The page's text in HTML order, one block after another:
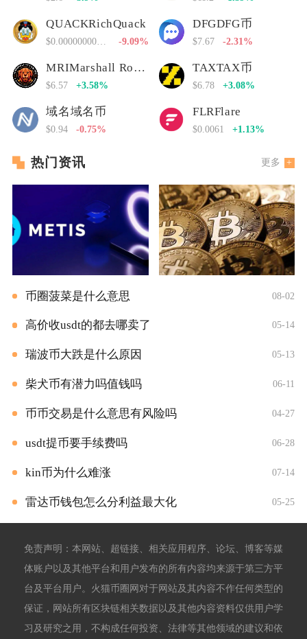
QUACKRichQuack
-9.09%
DFGDFG币
$7.67 -2.31%
MRIMarshall Rogan Inu
$6.57 +3.58%
TAXTAX币
$6.78 +3.08%
域名域名币
$0.94 -0.75%
FLRFlare
$0.0061 +1.13%
热门资讯 更多
币圈菠菜是什么意思 08-02
高价收usdt的都去哪卖了 05-14
瑞波币大跌是什么原因 05-13
柴犬币有潜力吗值钱吗 06-11
币币交易是什么意思有风险吗 04-27
usdt提币要手续费吗 06-28
kin币为什么难涨 07-14
雷达币钱包怎么分利益最大化 05-25
免责声明：本网站、超链接、相关应用程序、论坛、博客等媒
体账户以及其他平台和用户发布的所有内容均来源于第三方平
台及平台用户。火猫币圈网对于网站及其内容不作任何类型的
保证，网站所有区块链相关数据以及其他内容资料仅供用户学
习及研究之用，不构成任何投资、法律等其他领域的建议和依